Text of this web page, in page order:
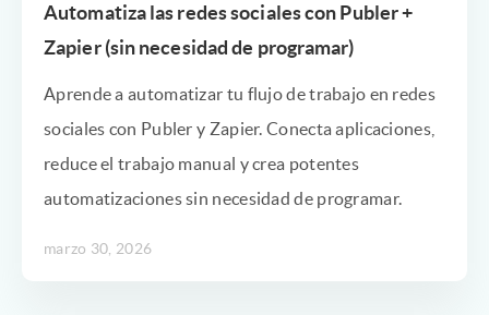
Automatiza las redes sociales con Publer +
Zapier (sin necesidad de programar)
Aprende a automatizar tu flujo de trabajo en redes
sociales con Publer y Zapier. Conecta aplicaciones,
reduce el trabajo manual y crea potentes
automatizaciones sin necesidad de programar.
marzo 30, 2026